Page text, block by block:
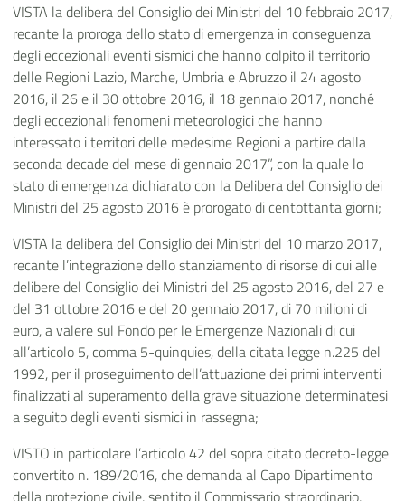
VISTA la delibera del Consiglio dei Ministri del 10 febbraio 2017,
recante la proroga dello stato di emergenza in conseguenza
degli eccezionali eventi sismici che hanno colpito il territorio
delle Regioni Lazio, Marche, Umbria e Abruzzo il 24 agosto
2016, il 26 e il 30 ottobre 2016, il 18 gennaio 2017, nonché
degli eccezionali fenomeni meteorologici che hanno
interessato i territori delle medesime Regioni a partire dalla
seconda decade del mese di gennaio 2017”, con la quale lo
stato di emergenza dichiarato con la Delibera del Consiglio dei
Ministri del 25 agosto 2016 è prorogato di centottanta giorni;
VISTA la delibera del Consiglio dei Ministri del 10 marzo 2017,
recante l’integrazione dello stanziamento di risorse di cui alle
delibere del Consiglio dei Ministri del 25 agosto 2016, del 27 e
del 31 ottobre 2016 e del 20 gennaio 2017, di 70 milioni di
euro, a valere sul Fondo per le Emergenze Nazionali di cui
all’articolo 5, comma 5-quinquies, della citata legge n.225 del
1992, per il proseguimento dell’attuazione dei primi interventi
finalizzati al superamento della grave situazione determinatesi
a seguito degli eventi sismici in rassegna;
VISTO in particolare l’articolo 42 del sopra citato decreto-legge
convertito n. 189/2016, che demanda al Capo Dipartimento
della protezione civile, sentito il Commissario straordinario,